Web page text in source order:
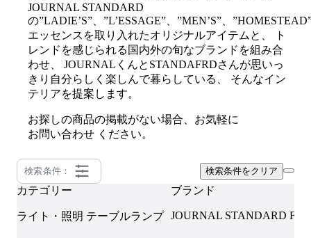
JOURNAL STANDARD
の”LADIE’S”、”L’ESSAGE”、”MEN’S”、
エッセンスを取り入れたオリジナルアイテムと、 ト
レンドを感じられる国内外の旬なブランドを組み合
わせ、 JOURNALくんとSTANDAFRDさんが思いっ
きり自分らしく楽しんで暮らしている、 そんなイン
テリアを提案します。
お探しの商品の掲載がない場合、お気軽に
お問い合わせ ください。
検索条件： 検索条件をクリア
カテゴリー
ライト・照明 テーブルランプ
ブランド
JOURNAL STANDARD